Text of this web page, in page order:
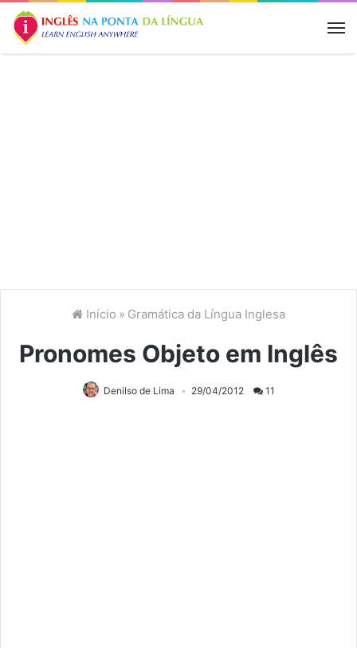
Início » Gramática da Língua Inglesa
Pronomes Objeto em Inglês
Denilso de Lima 29/04/2012 11